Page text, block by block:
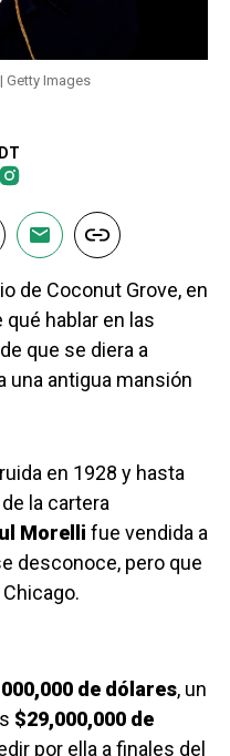
Getty Images
de Coconut Grove, en
hablar en las
que se diera a
una antigua mansión
en 1928 y hasta
la cartera
Morelli fue vendida a
desconoce, pero que
de dólares, un
$29,000,000 de
por ella a finales del